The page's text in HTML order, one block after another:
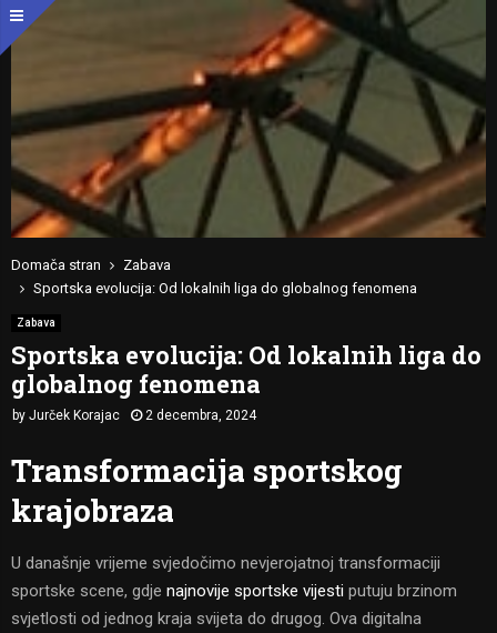
Domača stran
Zabava
Sportska evolucija: Od lokalnih liga do globalnog fenomena
Zabava
Sportska evolucija: Od lokalnih liga do
globalnog fenomena
by Jurček Korajac 2 decembra, 2024
Transformacija sportskog
krajobraza
U današnje vrijeme svjedočimo nevjerojatnoj transformaciji
sportske scene, gdje najnovije sportske vijesti putuju brzinom
svjetlosti od jednog kraja svijeta do drugog. Ova digitalna